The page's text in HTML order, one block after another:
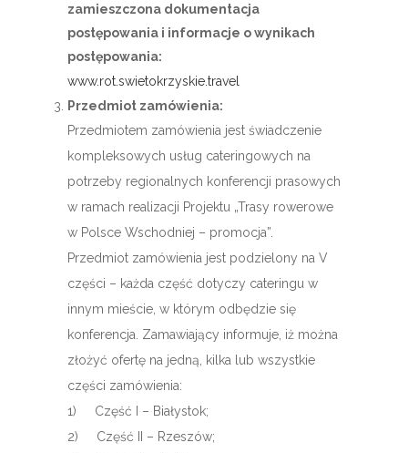
zamieszczona dokumentacja
postępowania i informacje o wynikach
postępowania:
www.rot.swietokrzyskie.travel
Przedmiot zamówienia:
Przedmiotem zamówienia jest świadczenie
kompleksowych usług cateringowych na
potrzeby regionalnych konferencji prasowych
w ramach realizacji Projektu „Trasy rowerowe
w Polsce Wschodniej – promocja”.
Przedmiot zamówienia jest podzielony na V
części – każda część dotyczy cateringu w
innym mieście, w którym odbędzie się
konferencja. Zamawiający informuje, iż można
złożyć ofertę na jedną, kilka lub wszystkie
części zamówienia:
1) Część I – Białystok;
2) Część II – Rzeszów;